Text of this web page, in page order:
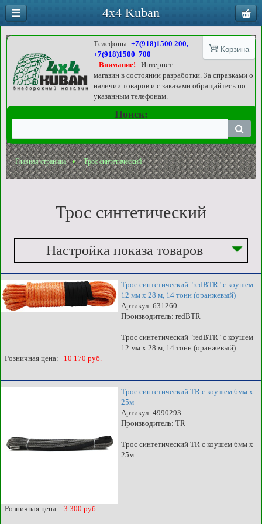
Корзина
Телефоны:+7(918)1500 200,
+7(918)1500 700
Внимание!
Интернет-
магазин в состоянии разработки. За справками о
наличии товаров и с заказами обращайтесь по
указанным телефонам.
Поиск:
Главная страница Трос синтетический
Трос синтетический
Настройка показа товаров
Трос синтетический "redBTR" с коушем
12 мм х 28 м, 14 тонн (оранжевый)
Артикул: 631260
Производитель: redBTR
Трос синтетический "redBTR" с коушем
12 мм х 28 м, 14 тонн (оранжевый)
Розничная цена: 10 170 руб.
Трос синтетический TR с коушем 6мм х
25м
Артикул: 4990293
Производитель: TR
Трос синтетический TR с коушем 6мм х
25м
Розничная цена: 3 300 руб.
4x4 Kuban